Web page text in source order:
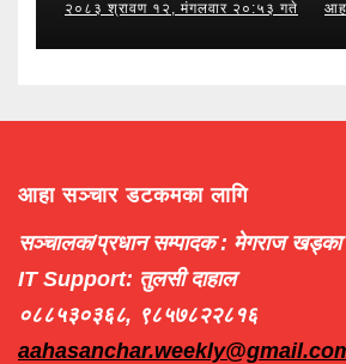
२०८३ श्रावण १२, मंगलवार २०:५३ गते
आहा सञ्चार डटकमका लागि
सञ्चालक/प्रधान सम्पादक : मेगराज खड्का
IT Support: तुलसी दाहाल
०८८५३०३६८, ९८५७८२२८१६